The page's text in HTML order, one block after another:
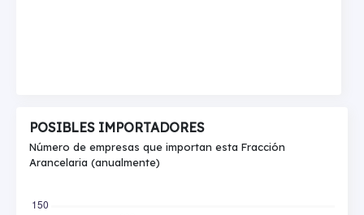
POSIBLES IMPORTADORES
Número de empresas que importan esta Fracción
Arancelaria (anualmente)